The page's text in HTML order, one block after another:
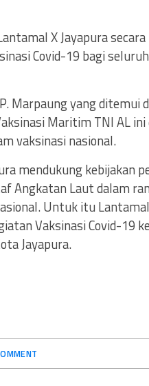
X Jayapura
Covid-19 bagi
Marpaung yang ditemui
Maritim TNI AL ini
vaksinasi nasional.
mendukung kebijakan
Angkatan Laut dalam
Untuk itu
Vaksinasi Covid-19
Jayapura.